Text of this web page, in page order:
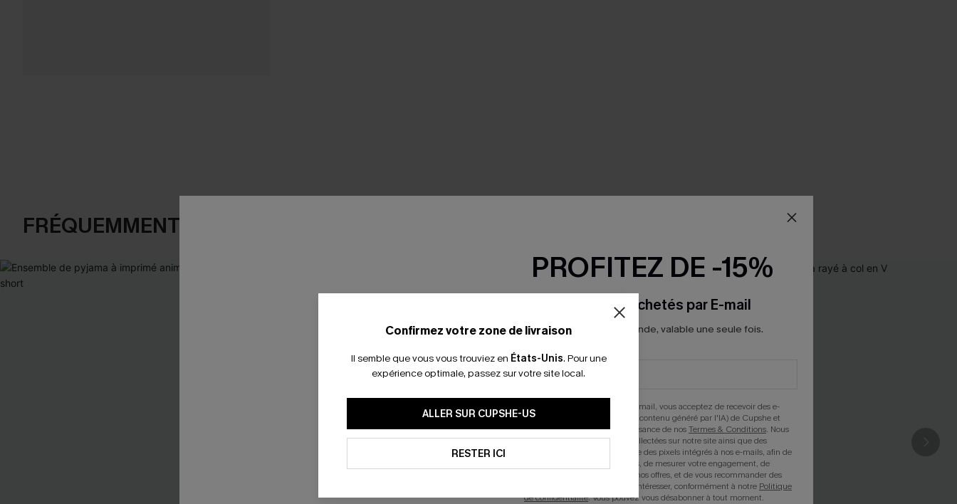
FRÉQUEMMENT ACHETÉS ENSEMBLE
Confirmez votre zone de livraison
Il semble que vous vous trouviez en États-Unis. Pour une
expérience optimale, passez sur votre site local.
ALLER SUR CUPSHE-US
RESTER ICI
PROFITEZ DE -15%
-15% dès 2 Achetés par E-mail
*Un code par commande, valable une seule fois.
En soumettant votre adresse e-mail, vous acceptez de recevoir des e-
mails marketing (y compris du contenu généré par l'IA) de Cupshe et
reconnaissez avoir pris connaissance de nosTermes & Conditions. Nous
pouvons utiliser les données collectées sur notre site ainsi que des
technologies de suivi, telles que des pixels intégrés à nos e-mails, afin de
savoir si ceux-ci ont été ouverts, de mesurer votre engagement, de
personnaliser nos contenus et nos offres, et de vous recommander des
produits susceptibles de vous intéresser, conformément à notre Politique
de confidentialité. Vous pouvez vous désabonner à tout moment.